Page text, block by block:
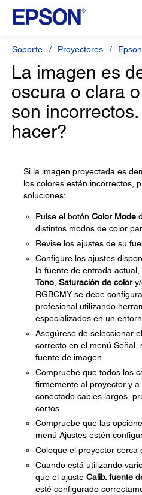
Soporte Proyectores
La imagen es
oscura o clara
son
hacer?
Si la imagen proyectada es
los colores están incorrectos,
soluciones:
Pulse el botón Color Mode
distintos modos de color
Revise los ajustes de su
Configure los ajustes
la fuente de entrada actual,
Tono Saturación de colory/
RGBCMY se debe
profesional utilizando
especializados en un
Asegúrese de seleccionar
correcto en el menú Señal,
fuente de imagen.
Compruebe que todos los
firmemente al proyector y a
conectado cables largos,
cortos.
Compruebe que las
menú Ajustes estén
Coloque el proyector cerca
Cuando está utilizando
que el ajuste Calib. fuente
esté configurado